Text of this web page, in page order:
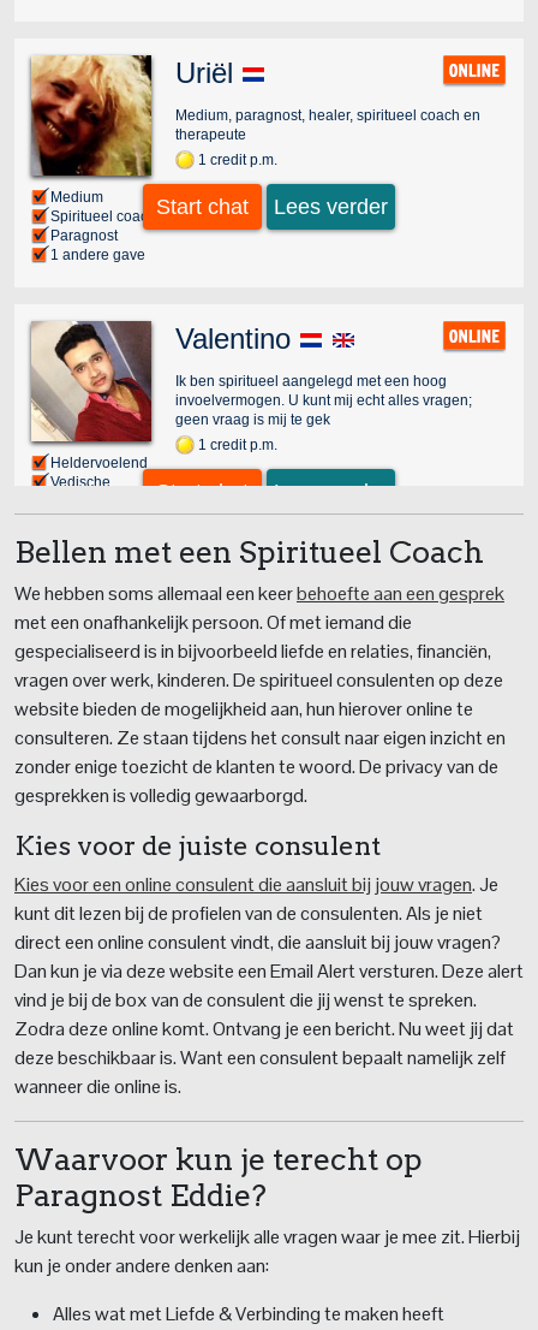
Bellen met een Spiritueel Coach
We hebben soms allemaal een keerbehoefte aan een gesprek
met een onafhankelijk persoon. Of met iemand die
gespecialiseerd is in bijvoorbeeld liefde en relaties, financiën,
vragen over werk, kinderen. De spiritueel consulenten op deze
website bieden de mogelijkheid aan, hun hierover online te
consulteren. Ze staan tijdens het consult naar eigen inzicht en
zonder enige toezicht de klanten te woord. De privacy van de
gesprekken is volledig gewaarborgd.
Kies voor de juiste consulent
Kies voor een online consulent die aansluit bij jouw vragen. Je
kunt dit lezen bij de profielen van de consulenten. Als je niet
direct een online consulent vindt, die aansluit bij jouw vragen?
Dan kun je via deze website een Email Alert versturen. Deze alert
vind je bij de box van de consulent die jij wenst te spreken.
Zodra deze online komt. Ontvang je een bericht. Nu weet jij dat
deze beschikbaar is. Want een consulent bepaalt namelijk zelf
wanneer die online is.
Waarvoor kun je terecht op
Paragnost Eddie?
Je kunt terecht voor werkelijk alle vragen waar je mee zit. Hierbij
kun je onder andere denken aan:
Alles wat met Liefde & Verbinding te maken heeft